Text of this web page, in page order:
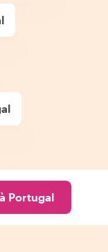
Portugal